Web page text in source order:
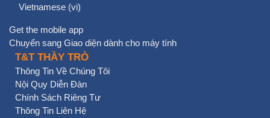
Vietnamese ‎(vi)‎
Get the mobile app
Chuyển sang Giao diện dành cho máy tính
T&T THẦY TRÒ
Thông Tin Về Chúng Tôi
Nội Quy Diễn Đàn
Chính Sách Riêng Tư
Thông Tin Liên Hệ